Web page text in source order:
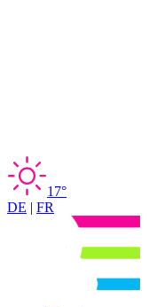
17°
DE | FR